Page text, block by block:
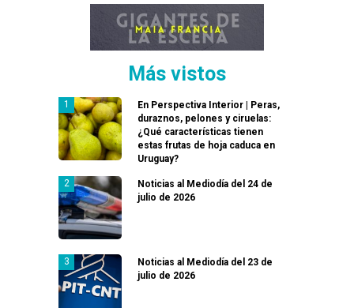
Más vistos
En Perspectiva Interior | Peras,
duraznos, pelones y ciruelas:
¿Qué características tienen
estas frutas de hoja caduca en
Uruguay?
Noticias al Mediodía del 24 de
julio de 2026
Noticias al Mediodía del 23 de
julio de 2026